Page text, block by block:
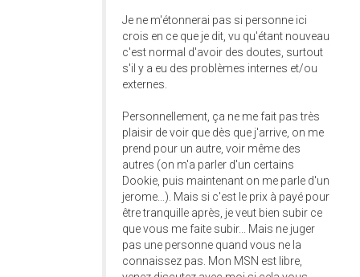
Je ne m'étonnerai pas si personne ici
crois en ce que je dit, vu qu'étant nouveau
c'est normal d'avoir des doutes, surtout
s'il y a eu des problèmes internes et/ou
externes.
Personnellement, ça ne me fait pas très
plaisir de voir que dès que j'arrive, on me
prend pour un autre, voir même des
autres (on m'a parler d'un certains
Dookie, puis maintenant on me parle d'un
jerome...). Mais si c'est le prix à payé pour
être tranquille après, je veut bien subir ce
que vous me faite subir... Mais ne juger
pas une personne quand vous ne la
connaissez pas. Mon MSN est libre,